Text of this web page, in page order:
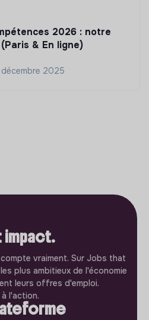
2026 : notre
& En ligne)
décembre 2025
impact.
vraiment. Sur Jobs that
plus ambitieux de l'économie
leurs offres d'emploi.
l'action.